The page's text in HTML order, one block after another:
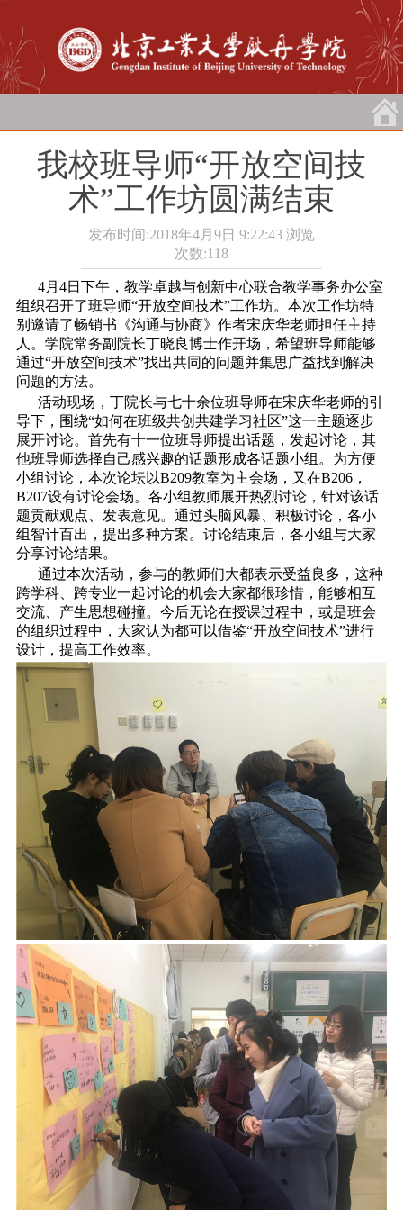
我校班导师“开放空间技
术”工作坊圆满结束
发布时间:2018年4月9日 9:22:43 浏览
次数:118
4月4日下午，教学卓越与创新中心联合教学事务办公室
组织召开了班导师“开放空间技术”工作坊。本次工作坊特
别邀请了畅销书《沟通与协商》作者宋庆华老师担任主持
人。学院常务副院长丁晓良博士作开场，希望班导师能够
通过“开放空间技术”找出共同的问题并集思广益找到解决
问题的方法。
活动现场，丁院长与七十余位班导师在宋庆华老师的引
导下，围绕“如何在班级共创共建学习社区”这一主题逐步
展开讨论。首先有十一位班导师提出话题，发起讨论，其
他班导师选择自己感兴趣的话题形成各话题小组。为方便
小组讨论，本次论坛以B209教室为主会场，又在B206，
B207设有讨论会场。各小组教师展开热烈讨论，针对该话
题贡献观点、发表意见。通过头脑风暴、积极讨论，各小
组智计百出，提出多种方案。讨论结束后，各小组与大家
分享讨论结果。
通过本次活动，参与的教师们大都表示受益良多，这种
跨学科、跨专业一起讨论的机会大家都很珍惜，能够相互
交流、产生思想碰撞。今后无论在授课过程中，或是班会
的组织过程中，大家认为都可以借鉴“开放空间技术”进行
设计，提高工作效率。